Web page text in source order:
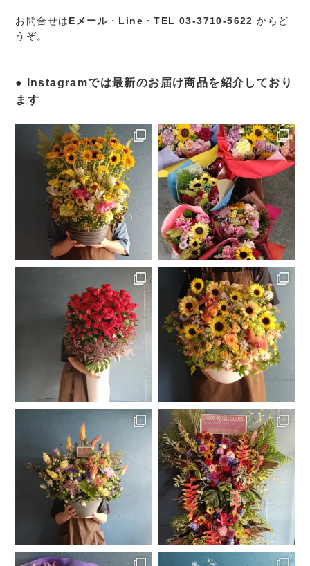
お問合せはEメール ・ Line ・TEL 03-3710-5622 からど
うぞ。
Instagramでは最新のお届け商品を紹介しており
ます